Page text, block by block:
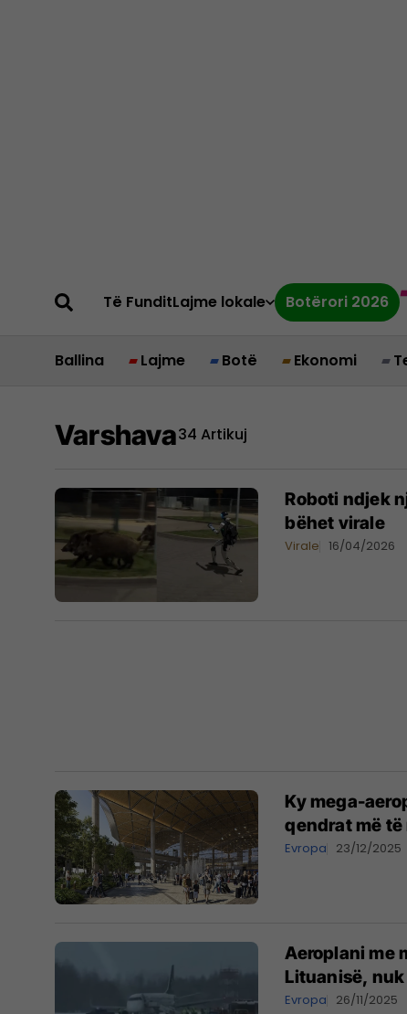
Të FunditLajme lokale Botërori 2026
Ballina Lajme Botë Ekonomi
Varshava34 Artikuj
Roboti ndjek
bëhet virale
Virale 16/04/2026
Ky mega-
qendrat më
Evropa 23/12/2025
Aeroplani me
Lituanisë,
Evropa 26/11/2025